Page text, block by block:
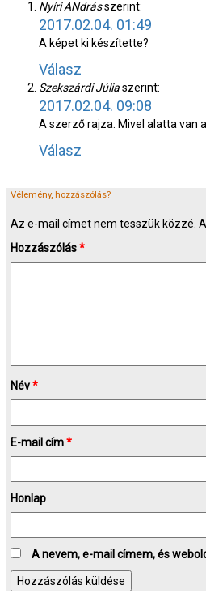
Nyíri ANdrásszerint:
2017.02.04. 01:49
A képet ki készítette?
Válasz
Szekszárdi Júliaszerint:
2017.02.04. 09:08
A szerző rajza. Mivel alatta van
Válasz
Vélemény, hozzászólás?
Az e-mail címet nem tesszük közzé.
Hozzászólás*
Név*
E-mail cím*
Honlap
A nevem, e-mail címem, és